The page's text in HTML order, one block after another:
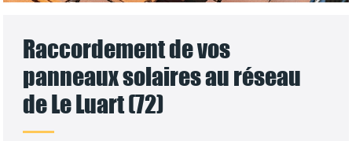
Raccordement de vos
panneaux solaires au réseau
de Le Luart (72)